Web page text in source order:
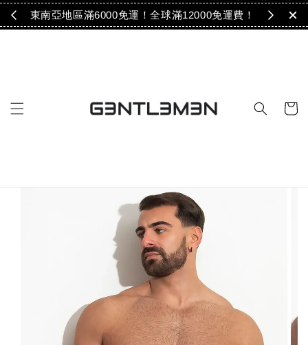
！ 東南亞地區滿6000免運！全球滿12000免運費！